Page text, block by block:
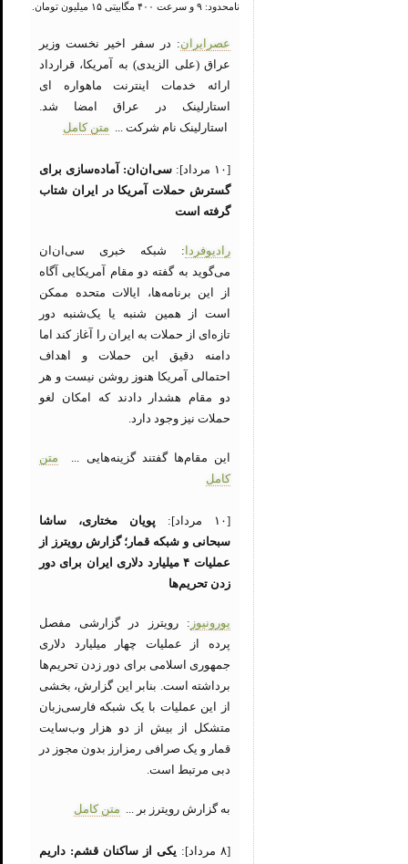
نامحدود: ۹ و سرعت ۴۰۰ مگابیتی ۱۵ میلیون تومان.
عصرایران: در سفر اخیر نخست وزیر
عراق (علی الزیدی) به آمریکا، قرارداد
ارائه خدمات اینترنت ماهواره ای
استارلینک در عراق امضا شد.
استارلینک نام شرکت ... متن کامل
[۱۰ مرداد]:
سی‌ان‌ان: آماده‌سازی برای
گسترش حملات آمریکا در ایران شتاب
گرفته است
رادیوفردا : شبکه خبری سی‌ان‌ان
می‌گوید به گفته دو مقام آمریکایی آگاه
از این برنامه‌ها، ایالات متحده ممکن
است از همین شنبه یا یک‌شنبه دور
تازه‌ای از حملات به ایران را آغاز کند اما
دامنه دقیق این حملات و اهداف
احتمالی آمریکا هنوز روشن نیست و هر
دو مقام هشدار دادند که امکان لغو
حملات نیز وجود دارد.
این مقام‌ها گفتند گزینه‌هایی ... متن
کامل
[۱۰ مرداد]:
پویان مختاری، ساشا
سبحانی و شبکه قمار؛ گزارش رویترز از
عملیات ۴ میلیارد دلاری ایران برای دور
زدن تحریم‌ها
یورونیوز : رویترز در گزارشی مفصل
پرده از عملیات چهار میلیارد دلاری
جمهوری اسلامی برای دور زدن تحریم‌ها
برداشته است. بنابر این گزارش، بخشی
از این عملیات با یک شبکه فارسی‌زبان
متشکل از بیش از دو هزار وب‌سایت‌
قمار و یک صرافی رمزارز بدون مجوز در
دبی مرتبط است.
به گزارش رویترز بر ... متن کامل
[۸ مرداد]:
یکی از ساکنان قشم: داریم